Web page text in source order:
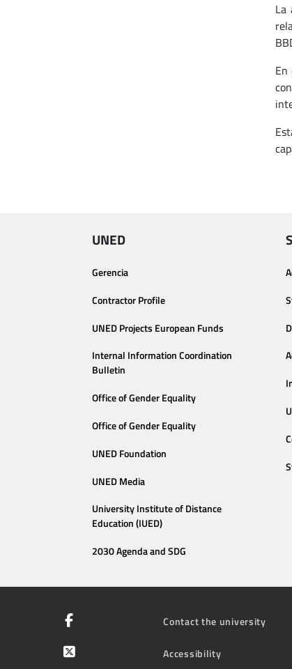
La
UNED
Gerencia
Contractor Profile
UNED Projects European Funds
Internal Information Coordination
Bulletin
Office of Gender Equality
Office of Gender Equality
UNED Foundation
UNED Media
University Institute of Distance
Education (IUED)
2030 Agenda and SDG
Contact the university
Accessibility